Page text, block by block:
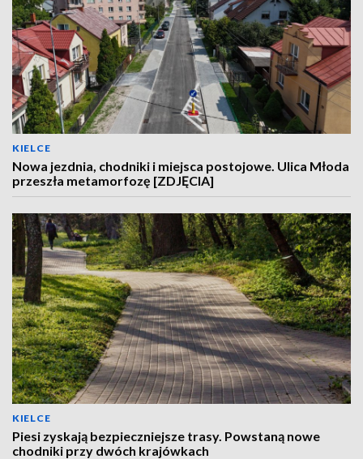
KIELCE
Nowa jezdnia, chodniki i miejsca postojowe. Ulica Młoda
przeszła metamorfozę [ZDJĘCIA]
KIELCE
Piesi zyskają bezpieczniejsze trasy. Powstaną nowe
chodniki przy dwóch krajówkach